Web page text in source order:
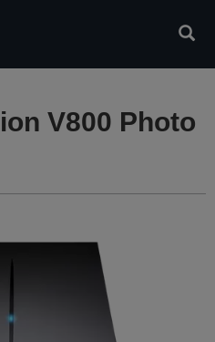
V800 Photo